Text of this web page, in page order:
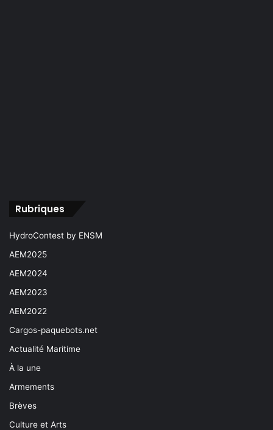
Rubriques
HydroContest by ENSM
AEM2025
AEM2024
AEM2023
AEM2022
Cargos-paquebots.net
Actualité Maritime
À la une
Armements
Brèves
Culture et Arts